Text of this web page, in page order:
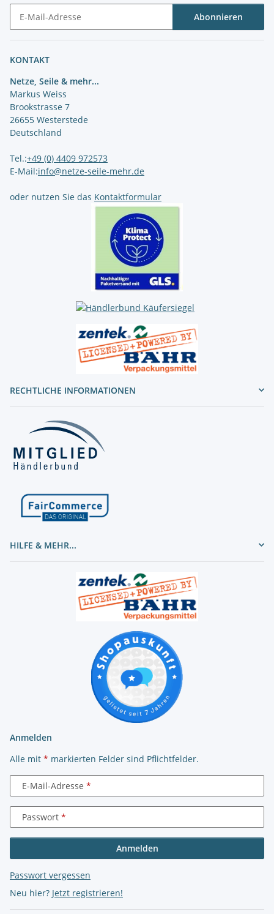
Abonnieren
KONTAKT
Netze, Seile & mehr...
Markus Weiss
Brookstrasse 7
26655 Westerstede
Deutschland
Tel.:+49 (0) 4409 972573
E-Mail:info@netze-seile-mehr.de
oder nutzen Sie das Kontaktformular
RECHTLICHE INFORMATIONEN
HILFE & MEHR...
Anmelden
Alle mit * markierten Felder sind Pflichtfelder.
E-Mail-Adresse
Passwort
Anmelden
Passwort vergessen
Neu hier? Jetzt registrieren!